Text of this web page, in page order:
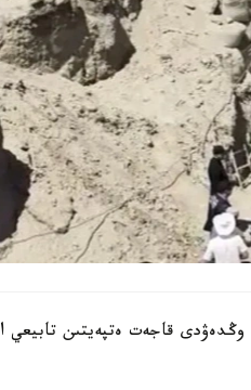
وڭدەۋدى قاجەت ەتپەيتىن تابيعي